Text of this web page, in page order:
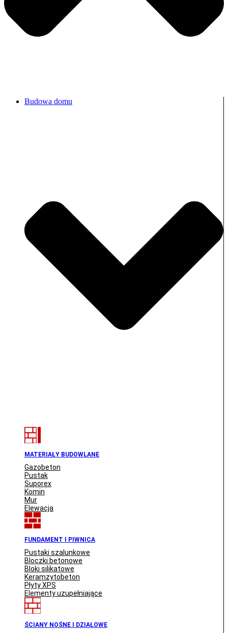
Budowa domu
MATERIAŁY BUDOWLANE
Gazobeton
Pustak
Suporex
Komin
Mur
Elewacja
FUNDAMENT I PIWNICA
Pustaki szalunkowe
Bloczki betonowe
Bloki silikatowe
Keramzytobeton
Płyty XPS
Elementy uzupełniające
ŚCIANY NOŚNE I DZIAŁOWE